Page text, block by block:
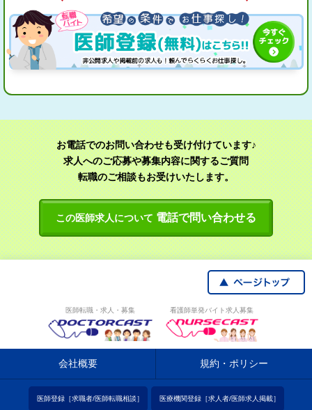
お電話でのお問い合わせも受け付けています♪
求人へのご応募や募集内容に関するご質問
転職のご相談もお受けいたします。
この医師求人について 電話で問い合わせる
医師転職・求人・募集 看護師単発バイト求人募集
会社概要 規約・ポリシー
医師登録［求職者/医師転職相談］ 医療機関登録［求人者/医師求人掲載］